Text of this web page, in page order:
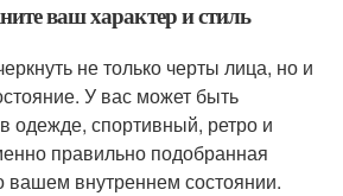
ваш характер и стиль
не только черты лица, но и
У вас может быть
одежде, спортивный, ретро и
правильно подобранная
вашем внутреннем состоянии.